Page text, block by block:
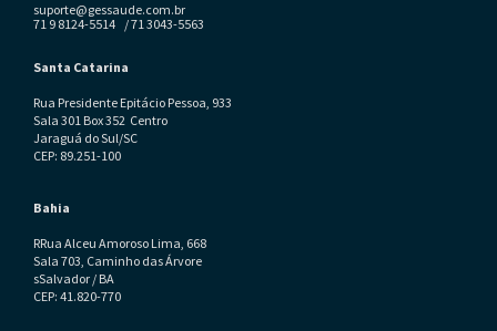
suporte@gessaude.com.br
71 9 8124-5514 / 71 3043-5563
Santa Catarina
Rua Presidente Epitácio Pessoa, 933
Sala 301 Box 352 Centro
Jaraguá do Sul/SC
CEP: 89.251-100
Bahia
RRua Alceu Amoroso Lima, 668
Sala 703, Caminho das Árvore
sSalvador / BA
CEP: 41.820-770